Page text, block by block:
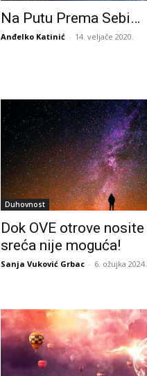
Na Putu Prema Sebi…
Anđelko Katinić - 14. veljače 2020.
Duhovnost
Dok OVE otrove nosite
sreća nije moguća!
Sanja Vuković Grbac - 6. ožujka 2024.